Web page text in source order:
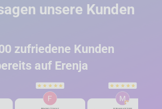
unsere Kunden
Kunden
auf Erenja